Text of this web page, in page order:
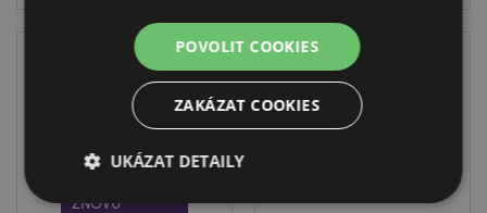
ZNOVU
POVOLIT COOKIES
ZAKÁZAT COOKIES
UKÁZAT DETAILY